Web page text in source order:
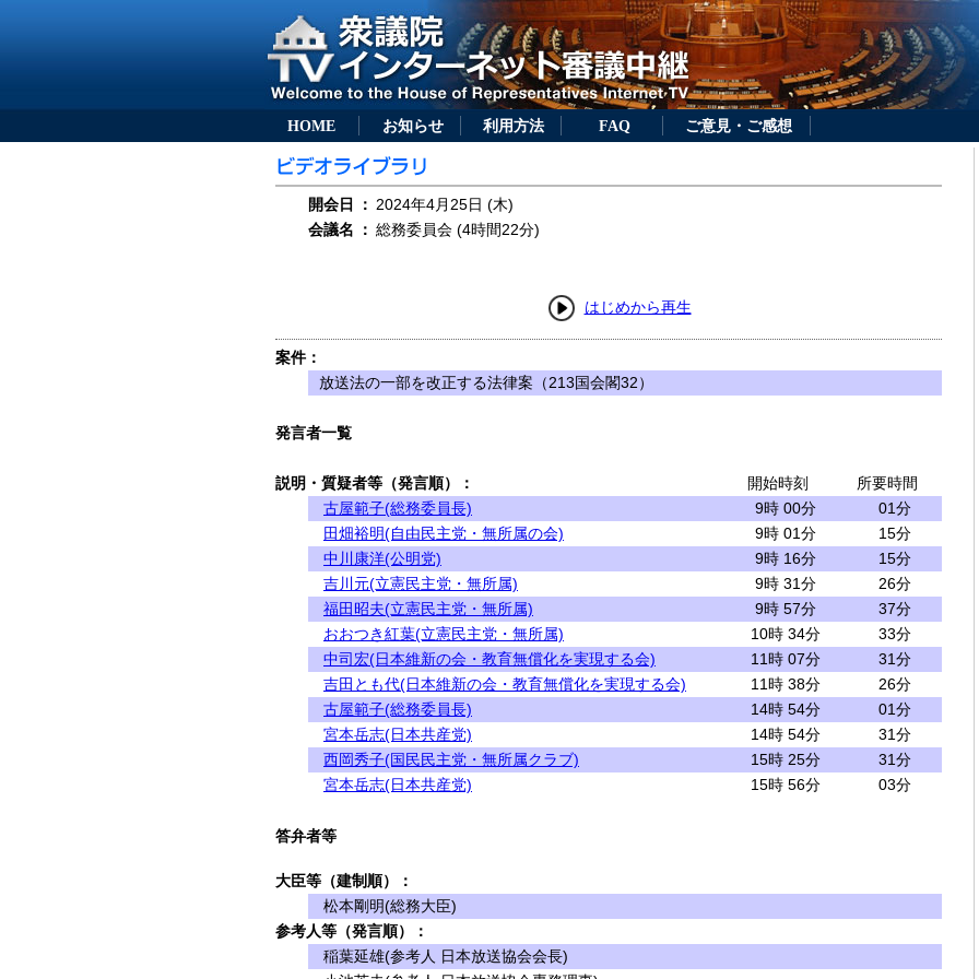
HOME お知らせ 利用方法 FAQ ご意見・ご感想
開会日 ： 2024年4月25日 (木)
会議名
： 総務委員会 (4時間22分)
はじめから再生
案件：
放送法の一部を改正する法律案（213国会閣32）
発言者一覧
説明・質疑者等（発言順）： 開始時刻
所要時間
古屋範子(総務委員長)
9時 00分
01分
田畑裕明(自由民主党・無所属の会)
9時 01分
15分
中川康洋(公明党)
9時 16分
15分
吉川元(立憲民主党・無所属)
9時 31分
26分
福田昭夫(立憲民主党・無所属)
9時 57分
37分
おおつき紅葉(立憲民主党・無所属)
10時 34分
33分
中司宏(日本維新の会・教育無償化を実現する会)
11時 07分
31分
吉田とも代(日本維新の会・教育無償化を実現する会)
11時 38分
26分
古屋範子(総務委員長)
14時 54分
01分
宮本岳志(日本共産党)
14時 54分
31分
西岡秀子(国民民主党・無所属クラブ)
15時 25分
31分
宮本岳志(日本共産党)
15時 56分 03分
答弁者等
大臣等（建制順）：
松本剛明(総務大臣)
参考人等（発言順）：
稲葉延雄(参考人 日本放送協会会長)